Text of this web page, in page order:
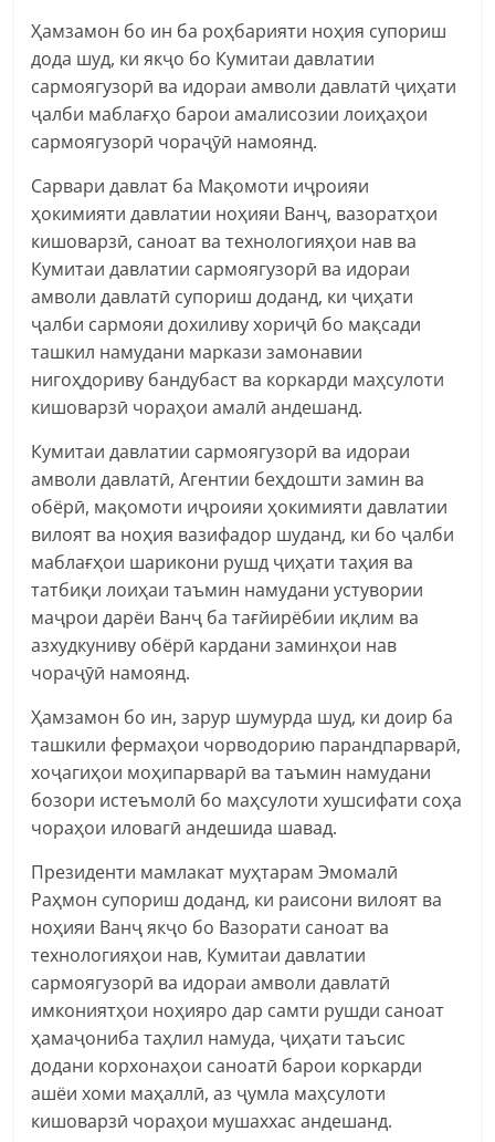
Ҳамзамон бо ин ба роҳбарияти ноҳия супориш
дода шуд, ки якҷо бо Кумитаи давлатии
сармоягузорӣ ва идораи амволи давлатӣ ҷиҳати
ҷалби маблағҳо барои амалисозии лоиҳаҳои
сармоягузорӣ чораҷӯӣ намоянд.
Сарвари давлат ба Мақомоти иҷроияи
ҳокимияти давлатии ноҳияи Ванҷ, вазоратҳои
кишоварзӣ, саноат ва технологияҳои нав ва
Кумитаи давлатии сармоягузорӣ ва идораи
амволи давлатӣ супориш доданд, ки ҷиҳати
ҷалби сармояи дохиливу хориҷӣ бо мақсади
ташкил намудани маркази замонавии
нигоҳдориву бандубаст ва коркарди маҳсулоти
кишоварзӣ чораҳои амалӣ андешанд.
Кумитаи давлатии сармоягузорӣ ва идораи
амволи давлатӣ, Агентии беҳдошти замин ва
обёрӣ, мақомоти иҷроияи ҳокимияти давлатии
вилоят ва ноҳия вазифадор шуданд, ки бо ҷалби
маблағҳои шарикони рушд ҷиҳати таҳия ва
татбиқи лоиҳаи таъмин намудани устувории
маҷрои дарёи Ванҷ ба тағйирёбии иқлим ва
азхудкуниву обёрӣ кардани заминҳои нав
чораҷӯӣ намоянд.
Ҳамзамон бо ин, зарур шумурда шуд, ки доир ба
ташкили фермаҳои чорводорию парандпарварӣ,
хоҷагиҳои моҳипарварӣ ва таъмин намудани
бозори истеъмолӣ бо маҳсулоти хушсифати соҳа
чораҳои иловагӣ андешида шавад.
Президенти мамлакат муҳтарам Эмомалӣ
Раҳмон супориш доданд, ки раисони вилоят ва
ноҳияи Ванҷ якҷо бо Вазорати саноат ва
технологияҳои нав, Кумитаи давлатии
сармоягузорӣ ва идораи амволи давлатӣ
имкониятҳои ноҳияро дар самти рушди саноат
ҳамаҷониба таҳлил намуда, ҷиҳати таъсис
додани корхонаҳои саноатӣ барои коркарди
ашёи хоми маҳаллӣ, аз ҷумла маҳсулоти
кишоварзӣ чораҳои мушаххас андешанд.